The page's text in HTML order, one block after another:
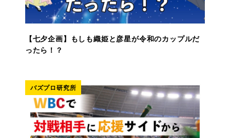
【七夕企画】もしも織姫と彦星が令和のカップルだ
ったら！？
バズプロ研究所